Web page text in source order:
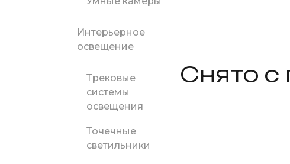
Интерьерное
освещение
Трековые
системы
освещения
Точечные
светильники
Снято с